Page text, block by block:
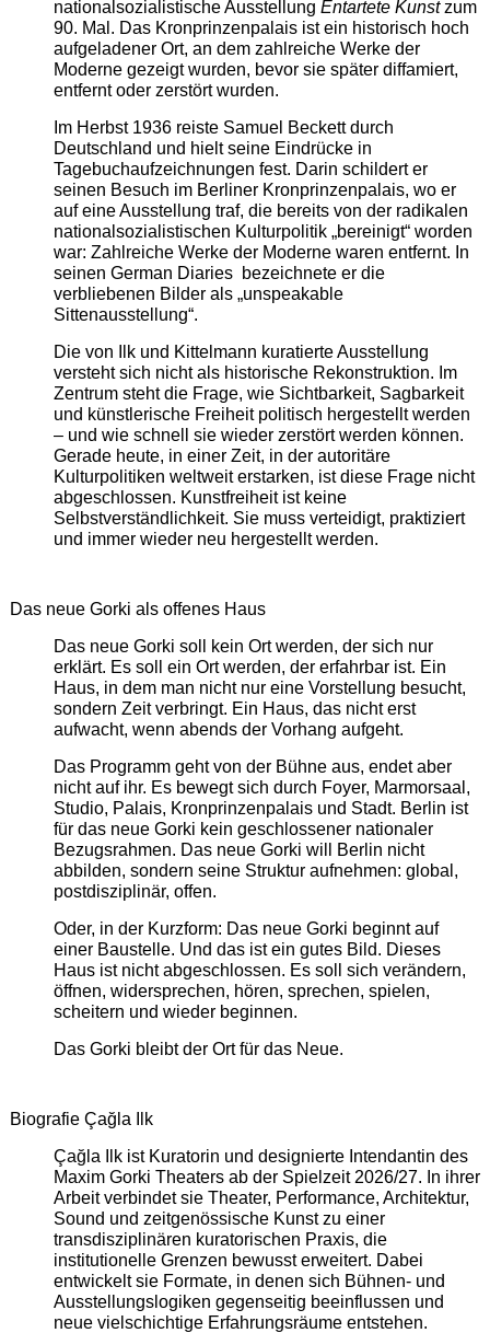
nationalsozialistische Ausstellung Entartete Kunstzum
90. Mal. Das Kronprinzenpalais ist ein historisch hoch
aufgeladener Ort, an dem zahlreiche Werke der
Moderne gezeigt wurden, bevor sie später diffamiert,
entfernt oder zerstört wurden.
Im Herbst 1936 reiste Samuel Beckett durch
Deutschland und hielt seine Eindrücke in
Tagebuchaufzeichnungen fest. Darin schildert er
seinen Besuch im Berliner Kronprinzenpalais, wo er
auf eine Ausstellung traf, die bereits von der radikalen
nationalsozialistischen Kulturpolitik „bereinigt“ worden
war: Zahlreiche Werke der Moderne waren entfernt. In
seinen German Diaries bezeichnete er die
verbliebenen Bilder als „unspeakable
Sittenausstellung“.
Die von Ilk und Kittelmann kuratierte Ausstellung
versteht sich nicht als historische Rekonstruktion. Im
Zentrum steht die Frage, wie Sichtbarkeit, Sagbarkeit
und künstlerische Freiheit politisch hergestellt werden
– und wie schnell sie wieder zerstört werden können.
Gerade heute, in einer Zeit, in der autoritäre
Kulturpolitiken weltweit erstarken, ist diese Frage nicht
abgeschlossen. Kunstfreiheit ist keine
Selbstverständlichkeit. Sie muss verteidigt, praktiziert
und immer wieder neu hergestellt werden.
Das neue Gorki als offenes Haus
Das neue Gorki soll kein Ort werden, der sich nur
erklärt. Es soll ein Ort werden, der erfahrbar ist. Ein
Haus, in dem man nicht nur eine Vorstellung besucht,
sondern Zeit verbringt. Ein Haus, das nicht erst
aufwacht, wenn abends der Vorhang aufgeht.
Das Programm geht von der Bühne aus, endet aber
nicht auf ihr. Es bewegt sich durch Foyer, Marmorsaal,
Studio, Palais, Kronprinzenpalais und Stadt. Berlin ist
für das neue Gorki kein geschlossener nationaler
Bezugsrahmen. Das neue Gorki will Berlin nicht
abbilden, sondern seine Struktur aufnehmen: global,
postdisziplinär, offen.
Oder, in der Kurzform: Das neue Gorki beginnt auf
einer Baustelle. Und das ist ein gutes Bild. Dieses
Haus ist nicht abgeschlossen. Es soll sich verändern,
öffnen, widersprechen, hören, sprechen, spielen,
scheitern und wieder beginnen.
Das Gorki bleibt der Ort für das Neue.
Biografie Çağla Ilk
Çağla Ilk ist Kuratorin und designierte Intendantin des
Maxim Gorki Theaters ab der Spielzeit 2026/27. In ihrer
Arbeit verbindet sie Theater, Performance, Architektur,
Sound und zeitgenössische Kunst zu einer
transdisziplinären kuratorischen Praxis, die
institutionelle Grenzen bewusst erweitert. Dabei
entwickelt sie Formate, in denen sich Bühnen- und
Ausstellungslogiken gegenseitig beeinflussen und
neue vielschichtige Erfahrungsräume entstehen.